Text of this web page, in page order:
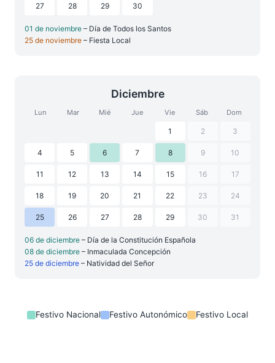
27 28 29 30
01 de noviembre – Día de Todos los Santos
25 de noviembre – Fiesta Local
Diciembre
Lun Mar Mié Jue Vie Sáb Dom
1 2 3
4 5 6 7 8 9 10
11 12 13 14 15 16 17
18 19 20 21 22 23 24
25 26 27 28 29 30 31
06 de diciembre – Día de la Constitución Española
08 de diciembre – Inmaculada Concepción
25 de diciembre – Natividad del Señor
Festivo Nacional Festivo Autonómico Festivo Local